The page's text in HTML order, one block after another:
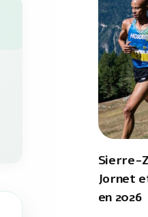
Sierre-
Jornet
en 2026